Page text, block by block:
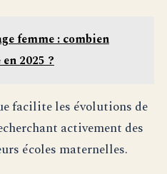
femme : combien
2025 ?
facilite les évolutions de
activement des
écoles maternelles.